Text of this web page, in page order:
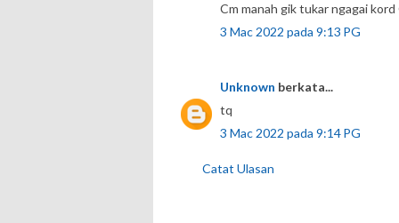
Cm manah gik tukar ngagai kord
3 Mac 2022 pada 9:13 PG
Unknown berkata...
tq
3 Mac 2022 pada 9:14 PG
Catat Ulasan